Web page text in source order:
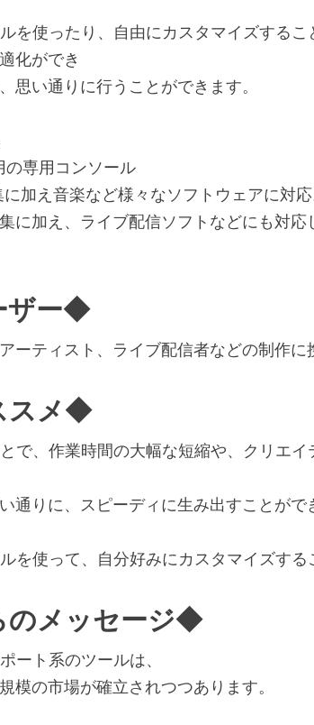
を使ったり、自由にカスタマイズするこ
化ができ
思い通りに行うことができます。
専用コンソール
加え音楽など様々なソフトウェアに対応
に加え、ライブ配信ソフトなどにも対応
ザー◆
ーティスト、ライブ配信者などの制作に
スメ◆
で、作業時間の大幅な短縮や、クリエ
通りに、スピーディに生み出すことがで
を使って、自分好みにカスタマイズする
のメッセージ◆
ート系のツールは、
模の市場が確立されつつあります。